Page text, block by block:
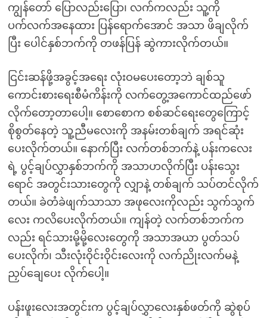
ကျွန်တော် ပြောလည်းပြော၊ လက်ကလည်း သူ့ကို
ပက်လက်အနေထား ပြန်ရောက်အောင် အသာ ဖိချလိုက်
ပြီး ပေါင်နှစ်ဘက်ကို တဖန်ပြန် ဆွဲကားလိုက်တယ်။
ငြင်းဆန်ဖို့အခွင့်အရေး လုံးဝမပေးတော့ဘဲ ချစ်သူ
ကောင်းစားရေးစီမံကိန်းကို လက်တွေ့အကောင်ထည်ဖော်
လိုက်တော့တာပေါ့။ စောစောက စစ်ဆင်ရေးတွေကြောင့်
စိုစွတ်နေတဲ့ သူ့ညီမလေးကို အနမ်းတစ်ချက် အရင်ဆုံး
ပေးလိုက်တယ်။ နောက်ပြီး လက်တစ်ဘက်နဲ့ ပန်းကလေး
ရဲ့ ပွင့်ချပ်လွှာနှစ်ဘက်ကို အသာဟလိုက်ပြီး ပန်းသွေး
ရောင် အတွင်းသားတွေကို လျှာနဲ့ တစ်ချက် သပ်တင်လိုက်
တယ်။ ခဲတံခဲဖျက်သာသာ အဖုလေးကိုလည်း သွက်သွက်
လေး ကလိပေးလိုက်တယ်။ ကျန်တဲ့ လက်တစ်ဘက်က
လည်း ရင်သားမို့မို့လေးတွေကို အသာအယာ ပွတ်သပ်
ပေးလိုက်၊ သီးလုံးဝိုင်းဝိုင်းလေးကို လက်ညိုးလက်မနဲ့
ညှပ်ချေပေး လိုက်ပေါ့။
ပန်းဖူးလေးအတွင်းက ပွင့်ချပ်လွှာလေးနှစ်ဖတ်ကို ဆွဲစုပ်